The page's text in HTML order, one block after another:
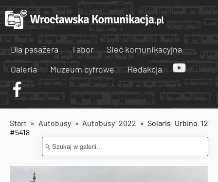
Dla pasażera Tabor
Sieć komunikacyjna
Galeria
Muzeum cyfrowe Redakcja
Start » Autobusy» Autobusy 2022 » Solaris Urbino 12
#5418